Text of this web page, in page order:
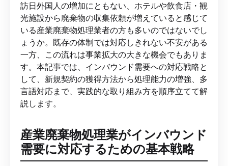
訪日外国人の増加にともない、ホテルや飲食店・観
光施設から廃棄物の収集依頼が増えていると感じて
いる産業廃棄物処理業者の方も多いのではないでし
ょうか。既存の体制では対応しきれない不安がある
一方、この流れは事業拡大の大きな機会でもありま
す。本記事では、インバウンド需要への対応戦略と
して、新規契約の獲得方法から処理能力の増強、多
言語対応まで、実践的な取り組み方を順序立てて解
説します。
産業廃棄物処理業がインバウンド
需要に対応するための基本戦略